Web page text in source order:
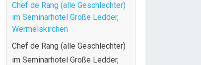
Chef de Rang (alle Geschlechter)
im Seminarhotel Große Ledder,
Wermelskirchen
Chef de Rang (alle Geschlechter)
im Seminarhotel Große Ledder,